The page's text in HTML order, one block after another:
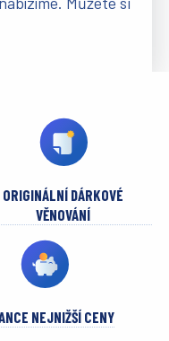
ORIGINÁLNÍ DÁRKOVÉ
VĚNOVÁNÍ
NEJNIŽŠÍ CENY